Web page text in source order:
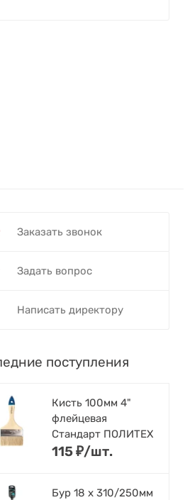
Заказать звонок
Задать вопрос
Написать директору
поступления
Кисть 100мм 4"
флейцевая
Стандарт ПОЛИТЕХ
115₽/шт.
Бур 18 х 310/250мм